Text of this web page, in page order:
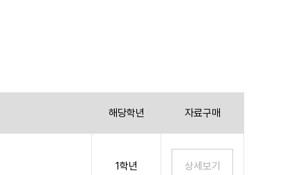
해당학년 자료구매
1학년